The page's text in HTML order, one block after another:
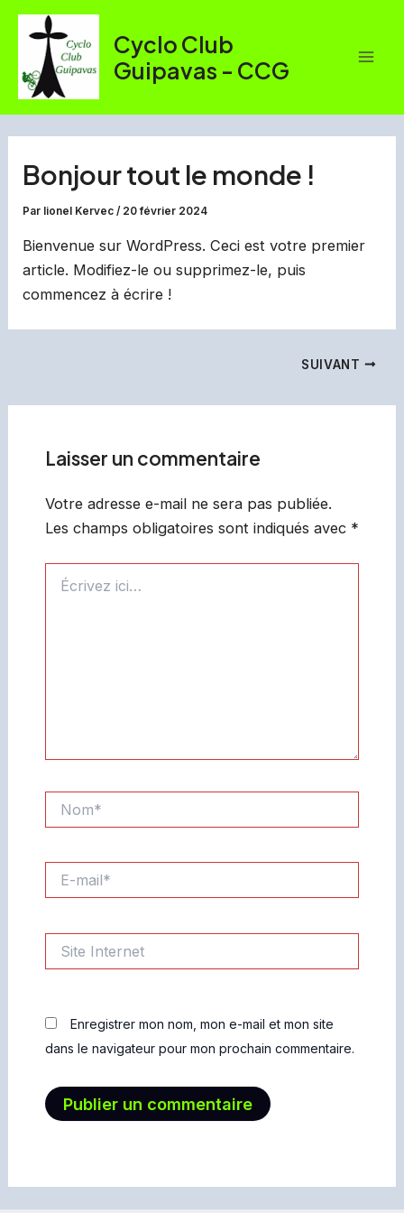
Aller
contenu
Cyclo Club
Guipavas - CCG
Bonjour tout le monde !
Par lionel Kervec/ 20 février 2024
Bienvenue sur WordPress. Ceci est votre premier
article. Modifiez-le ou supprimez-le, puis
commencez à écrire !
articles
SUIVANT
Laisser un commentaire
Votre adresse e-mail ne sera pas publiée.
Les champs obligatoires sont indiqués avec *
ici…
mail*
Internet
Enregistrer mon nom, mon e-mail et mon site
dans le navigateur pour mon prochain commentaire.